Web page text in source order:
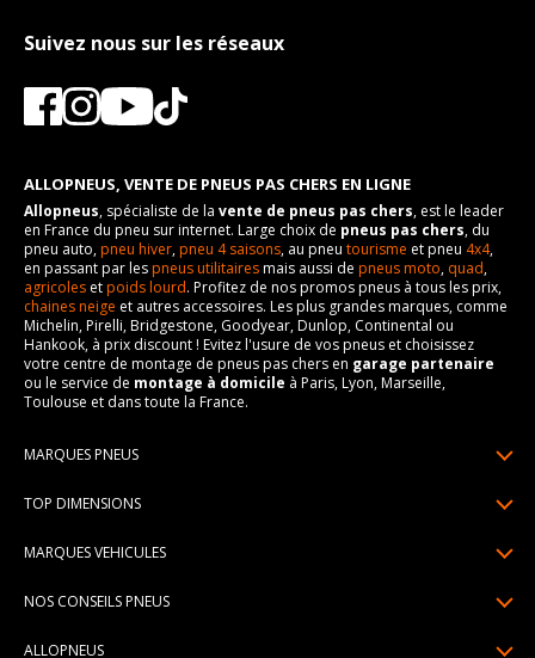
Suivez nous sur les réseaux
ALLOPNEUS, VENTE DE PNEUS PAS CHERS EN LIGNE
Allopneus, spécialiste de la vente de pneus pas chers, est le leader
en France du pneu sur internet. Large choix de pneus pas chers, du
pneu auto,pneu hiver,pneu 4 saisons, au pneu tourisme et pneu 4x4,
en passant par lespneus utilitairesmais aussi de pneus moto, quad,
agricoles etpoids lourd. Profitez de nos promos pneus à tous les prix,
chaines neige et autres accessoires. Les plus grandes marques, comme
Michelin, Pirelli, Bridgestone, Goodyear, Dunlop, Continental ou
Hankook, à prix discount ! Evitez l'usure de vos pneus et choisissez
votre centre de montage de pneus pas chers en garage partenaire
ou le service de montage à domicile à Paris, Lyon, Marseille,
Toulouse et dans toute la France.
MARQUES PNEUS
Pneus Continental
TOP DIMENSIONS
195/65R15
MARQUES VEHICULES
Peugeot
NOS CONSEILS PNEUS
ALLOPNEUS